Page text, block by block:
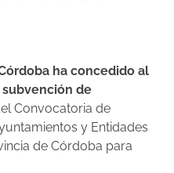
ha concedido al
de
Convocatoria de
y Entidades
de Córdoba para